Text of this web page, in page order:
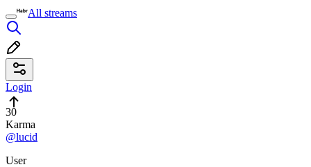
All streams
Login
30
Karma
@lucid
User